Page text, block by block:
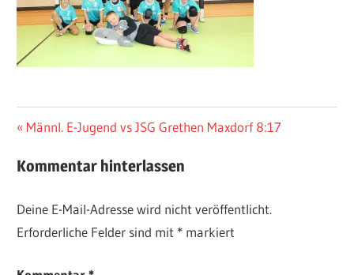
Beitragsnavigation
Vorheriger
Männl. E-Jugend vs JSG Grethen Maxdorf 8:17
Kommentar hinterlassen
Deine E-Mail-Adresse wird nicht veröffentlicht.
Erforderliche Felder sind mit * markiert